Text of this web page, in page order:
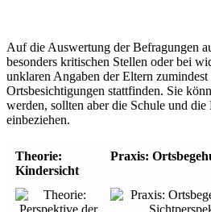
Auf die Auswertung der Befragungen
besonders kritischen Stellen oder bei
unklaren Angaben der Eltern
Ortsbesichtigungen stattfinden. Sie
werden, sollten aber die Schule und
einbeziehen.
Theorie:
Kindersicht
Praxis: